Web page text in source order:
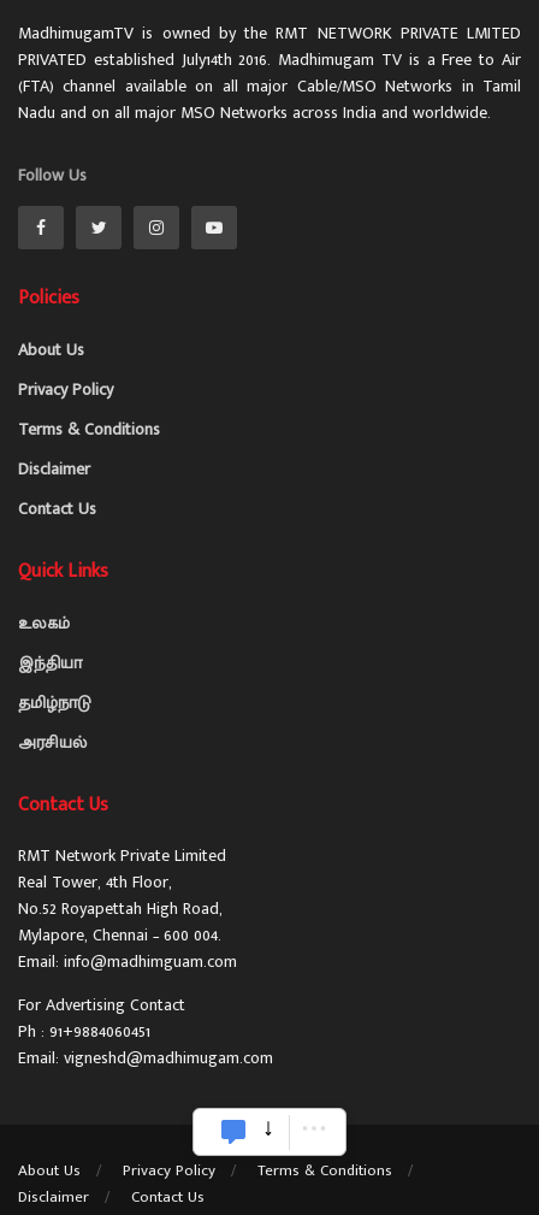
MadhimugamTV is owned by the RMT NETWORK PRIVATE LMITED
PRIVATED established July14th 2016. Madhimugam TV is a Free to Air
(FTA) channel available on all major Cable/MSO Networks in Tamil
Nadu and on all major MSO Networks across India and worldwide.
Follow Us
Policies
About Us
Privacy Policy
Terms & Conditions
Disclaimer
Contact Us
Quick Links
உலகம்
இந்தியா
தமிழ்நாடு
அரசியல்
Contact Us
RMT Network Private Limited
Real Tower, 4th Floor,
No.52 Royapettah High Road,
Mylapore, Chennai – 600 004.
Email: info@madhimguam.com
For Advertising Contact
Ph : 91+9884060451
Email: vigneshd@madhimugam.com
About Us Privacy Policy
Terms & Conditions
Disclaimer
Contact Us